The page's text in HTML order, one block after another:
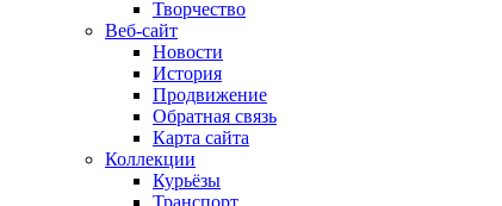
Творчество
Веб-сайт
Новости
История
Продвижение
Обратная связь
Карта сайта
Коллекции
Курьёзы
Транспорт